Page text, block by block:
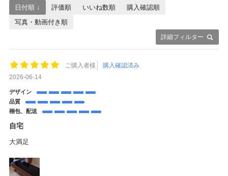
詳細フィルター
日付順 ↓ 評価順 いいね数順
購入確認順
写真・動画付き順
ご購入者様
購入確認済み
2026-06-14
デザイン
品質
梱包、配送
自宅
大満足